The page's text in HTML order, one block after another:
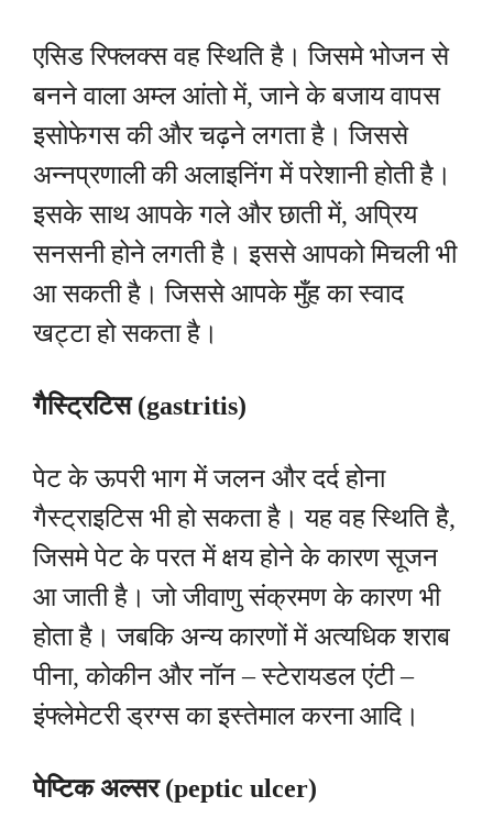
एसिड रिफ्लक्स वह स्थिति है। जिसमे भोजन से
बनने वाला अम्ल आंतो में, जाने के बजाय वापस
इसोफेगस की और चढ़ने लगता है। जिससे
अन्नप्रणाली की अलाइनिंग में परेशानी होती है।
इसके साथ आपके गले और छाती में, अप्रिय
सनसनी होने लगती है। इससे आपको मिचली भी
आ सकती है। जिससे आपके मुँह का स्वाद
खट्टा हो सकता है।
गैस्ट्रिटिस (gastritis)
पेट के ऊपरी भाग में जलन और दर्द होना
गैस्ट्राइटिस भी हो सकता है। यह वह स्थिति है,
जिसमे पेट के परत में क्षय होने के कारण सूजन
आ जाती है। जो जीवाणु संक्रमण के कारण भी
होता है। जबकि अन्य कारणों में अत्यधिक शराब
पीना, कोकीन और नॉन – स्टेरायडल एंटी –
इंफ्लेमेटरी ड्रग्स का इस्तेमाल करना आदि।
पेप्टिक अल्सर (peptic ulcer)